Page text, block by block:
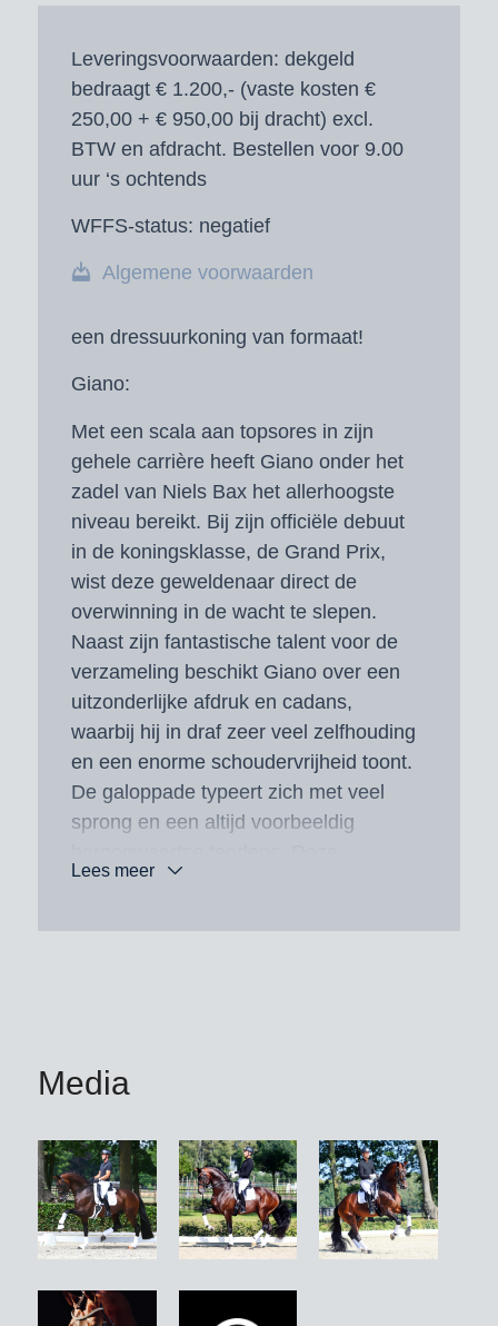
Leveringsvoorwaarden: dekgeld
bedraagt € 1.200,- (vaste kosten €
250,00 + € 950,00 bij dracht) excl.
BTW en afdracht. Bestellen voor 9.00
uur ‘s ochtends
WFFS-status: negatief
Algemene voorwaarden
een dressuurkoning van formaat!
Giano:
Met een scala aan topsores in zijn
gehele carrière heeft Giano onder het
zadel van Niels Bax het allerhoogste
niveau bereikt. Bij zijn officiële debuut
in de koningsklasse, de Grand Prix,
wist deze geweldenaar direct de
overwinning in de wacht te slepen.
Naast zijn fantastische talent voor de
verzameling beschikt Giano over een
uitzonderlijke afdruk en cadans,
waarbij hij in draf zeer veel zelfhouding
en een enorme schoudervrijheid toont.
De galoppade typeert zich met veel
sprong en een altijd voorbeeldig
kwaliteiten geeft Giano een op een
met scores van ver boven de 80
One Million, de Limburgse
kampioensmerrie en NMK-merrie
2022, met veel overtuiging de
kampioenstitel in de FAN-competitie
instelling als ook de waardering van de
Lees meer
Media